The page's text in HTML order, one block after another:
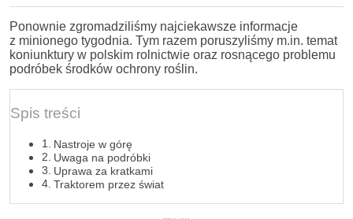
Ponownie zgromadziliśmy najciekawsze informacje
z minionego tygodnia. Tym razem poruszyliśmy m.in. temat
koniunktury w polskim rolnictwie oraz rosnącego problemu
podróbek środków ochrony roślin.
Spis treści
Nastroje w górę
Uwaga na podróbki
Uprawa za kratkami
Traktorem przez świat